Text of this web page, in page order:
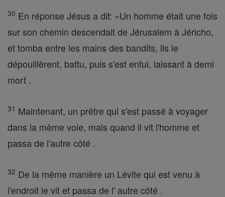
30 En réponse Jésus a dit: «Un homme était une fois
sur son chemin descendait de Jérusalem à Jéricho,
et tomba entre les mains des bandits, ils le
dépouillèrent, battu, puis s'est enfui, laissant à demi
mort .
31 Maintenant, un prêtre qui s'est passé à voyager
dans la même voie, mais quand il vit l'homme et
passa de l'autre côté .
32 De la même manière un Lévite qui est venu à
l'endroit le vit et passa de l' autre côté .